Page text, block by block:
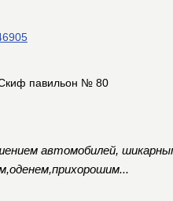
павильон № 80
автомобилей,